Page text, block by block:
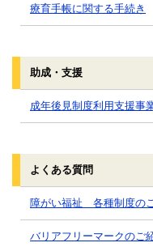
療育手帳に関する手続き
助成・支援
成年後見制度利用支援事
よくある質問
障がい福祉 各種制度の
バリアフリーマークのご